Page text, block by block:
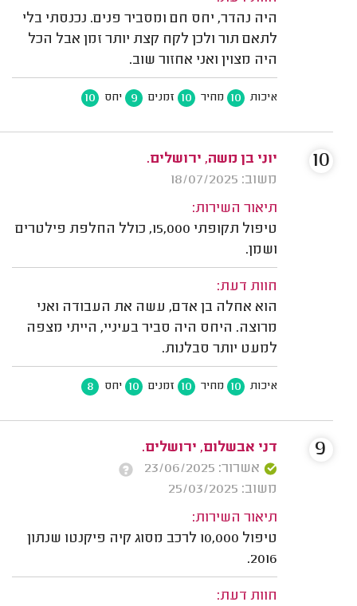
היה נהדר, יחס חם ומסביר פנים. נכנסתי בלי
לתאם תור ולכן לקח קצת יותר זמן אבל הכל
היה מצוין ואני אחזור שוב.
איכות 10 מחיר 10 זמנים 9 יחס 10
יוני בן משה, ירושלים.
משוב: 18/07/2025
תיאור השירות:
טיפול תקופתי 15,000, כולל החלפת פילטרים
ושמן.
חוות דעת:
הוא אחלה בן אדם, עשה את העבודה ואני
מרוצה. היחס היה סביר בעיניי, הייתי מצפה
למעט יותר סבלנות.
איכות 10 מחיר 10 זמנים 10 יחס 8
10
דני אבשלום, ירושלים.
אשרור: 23/06/2025
משוב: 25/03/2025
תיאור השירות:
טיפול 10,000 לרכב מסוג קיה פיקנטו שנתון
2016.
חוות דעת:
9